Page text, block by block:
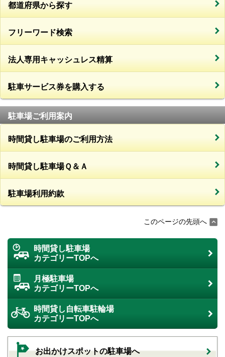
都道府県から探す
フリーワード検索
法人専用キャッシュレス精算
駐車サービス券を購入する
駐車場ご利用案内
時間貸し駐車場のご利用方法
時間貸し駐車場Ｑ＆Ａ
駐車場利用約款
このページの先頭へ
時間貸し駐車場
カテゴリーTOPへ
月極駐車場
カテゴリーTOPへ
時間貸し自転車駐輪場
カテゴリーTOPへ
お出かけスポットの駐車場へ